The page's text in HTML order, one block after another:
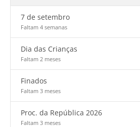
7 de setembro
Faltam 4 semanas
Dia das Crianças
Faltam 2 meses
Finados
Faltam 3 meses
Proc. da República 2026
Faltam 3 meses